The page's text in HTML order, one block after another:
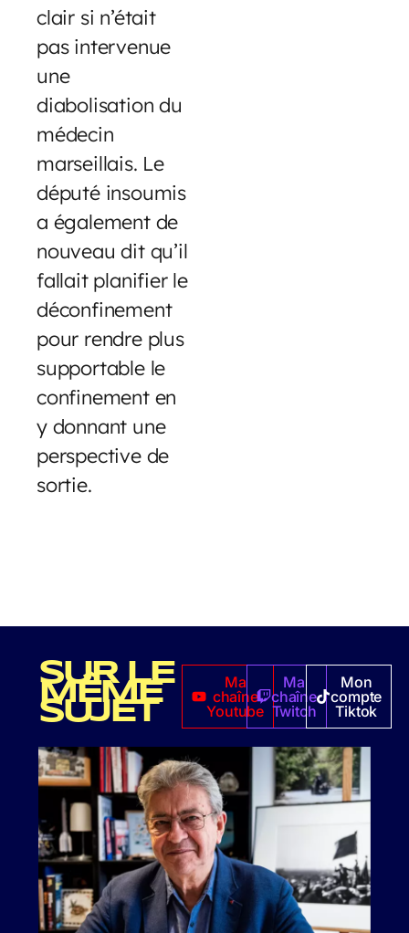
clair si n’était
pas intervenue
une
diabolisation du
médecin
marseillais. Le
député insoumis
a également de
nouveau dit qu’il
fallait planifier le
déconfinement
pour rendre plus
supportable le
confinement en
y donnant une
perspective de
sortie.
SUR LE
MÊME
SUJET
Ma
chaîne
Youtube
Ma
chaîne
Twitch
Mon
compte
Tiktok